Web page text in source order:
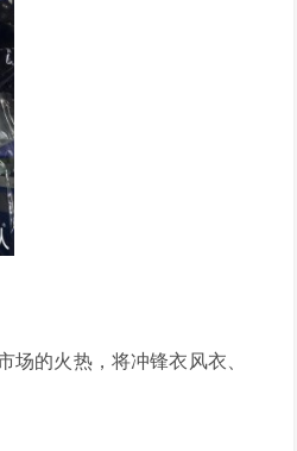
的火热，将冲锋衣风衣、